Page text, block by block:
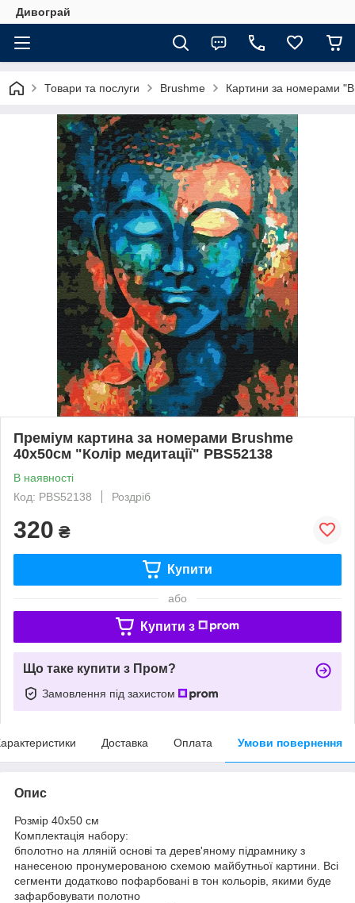
Дивограй
Товари та послуги Brushme Картини за номерами
Преміум картина за номерами Brushme
40x50см "Колір медитації" PBS52138
В наявності
Код: PBS52138
Роздріб
320 ₴
Купити
або
Купити з
Що таке купити з Пром?
Замовлення під захистом
Доставка Оплата Умови повернення
Опис
Розмір 40x50 см
Комплектація набору:
бполотно на лляній основі та дерев'яному підрамнику з
нанесеною пронумерованою схемою майбутньої картини. Всі
сегменти додатково пофарбовані в тон кольорів, якими буде
зафарбовувати полотно